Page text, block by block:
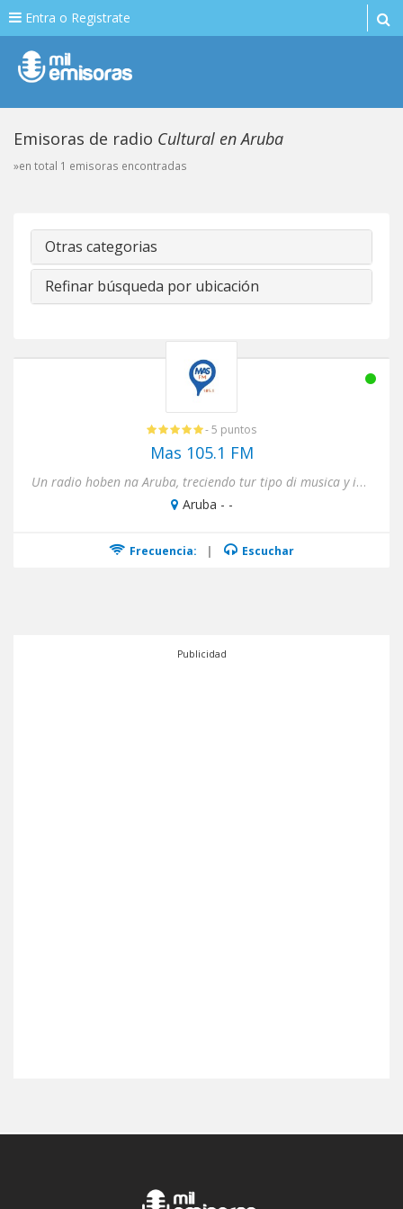
Entra o Registrate
Emisoras de radio Cultural en Aruba
»en total 1 emisoras encontradas
Otras categorias
Refinar búsqueda por ubicación
- 5 puntos
Mas 105.1 FM
Un radio hoben na Aruba, treciendo tur tipo di musica y informacion constantemente pa nos usuarionan.
Aruba - -
Frecuencia: | Escuchar
Publicidad